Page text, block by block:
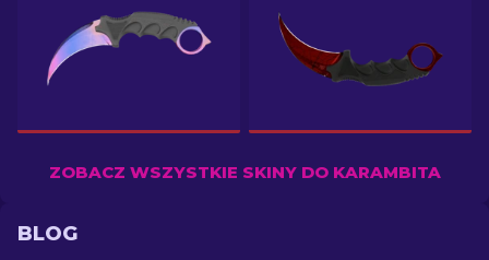
ZOBACZ WSZYSTKIE SKINY DO KARAMBITA
BLOG